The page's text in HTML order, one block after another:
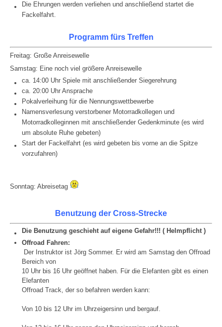
Die Ehrungen werden verliehen und anschließend startet die
Fackelfahrt.
Programm fürs Treffen
Freitag: Große Anreisewelle
Samstag: Eine noch viel größere Anreisewelle
ca. 14:00 Uhr Spiele mit anschließender Siegerehrung
ca. 20:00 Uhr Ansprache
Pokalverleihung für die Nennungswettbewerbe
Namensverlesung verstorbener Motorradkollegen und
Motorradkolleginnen mit anschließender Gedenkminute (es wird
um absolute Ruhe gebeten)
Start der Fackelfahrt (es wird gebeten bis vorne an die Spitze
vorzufahren)
Sonntag: Abreisetag
Benutzung der Cross-Strecke
Die Benutzung geschieht auf eigene Gefahr!!! ( Helmpflicht )
Offroad Fahren:
Der Instruktor ist Jörg Sommer. Er wird am Samstag den Offroad
Bereich von
10 Uhr bis 16 Uhr geöffnet haben. Für die Elefanten gibt es einen
Elefanten
Offroad Track, der so befahren werden kann:
Von 10 bis 12 Uhr im Uhrzeigersinn und bergauf.